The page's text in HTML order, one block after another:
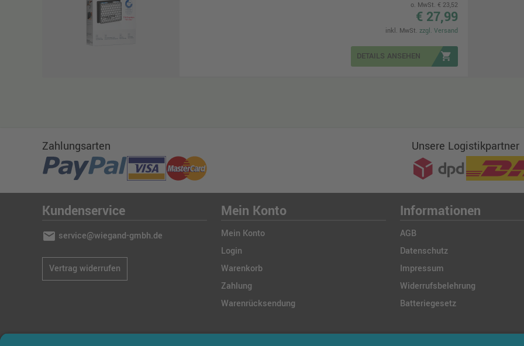
DETAILS ANSEHEN shopping_cart
o. MwSt. € 23,52
€ 27,99
inkl. MwSt. zzgl. Versand
Zahlungsarten Unsere Logistikpartner
Kundenservice
mail service@wiegand-gmbh.de
Vertrag widerrufen
Mein Konto
Mein Konto
Login
Warenkorb
Zahlung
Warenrücksendung
Informationen
AGB
Datenschutz
Impressum
Widerrufsbelehrung
Batteriegesetz